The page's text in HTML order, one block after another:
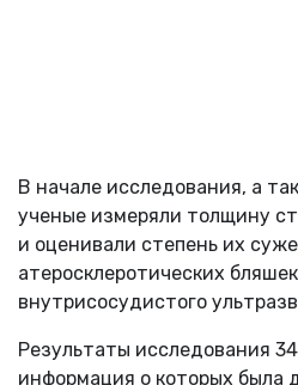
В начале исследования, а
ученые измеряли толщину
и оценивали степень их
атеросклеротических
внутрисосудистого
Результаты исследования
информация о которых была